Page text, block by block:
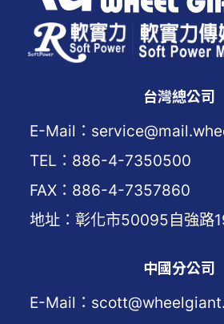
台灣總公司
E-Mail：
TEL：886-4-7350500
FAX：886-4-7357860
地址：彰化市50095自強路
中國分公司
E-Mail：